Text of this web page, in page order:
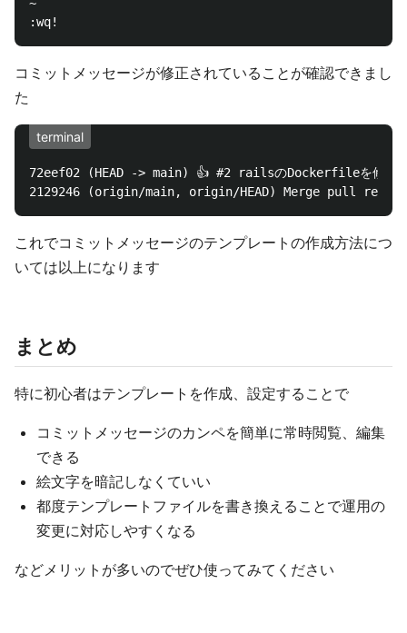
~
コミットメッセージが修正されていることが確認できまし
た
terminal
72eef02 (HEAD -> main) 👍 #2 railsのDockerfileを修正
これでコミットメッセージのテンプレートの作成方法につ
いては以上になります
まとめ
特に初心者はテンプレートを作成、設定することで
コミットメッセージのカンペを簡単に常時閲覧、編集
できる
絵文字を暗記しなくていい
都度テンプレートファイルを書き換えることで運用の
変更に対応しやすくなる
などメリットが多いのでぜひ使ってみてください